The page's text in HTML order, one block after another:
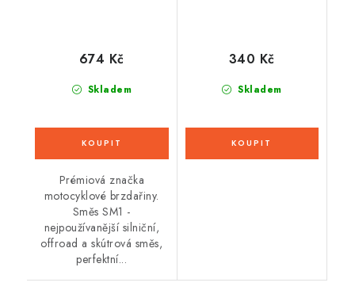
Skladem
674 Kč
Prémiová značka
motocyklové brzdařiny.
Směs SM1 -
nejpoužívanější silniční,
offroad a skútrová směs,
perfektní...
Skladem
340 Kč